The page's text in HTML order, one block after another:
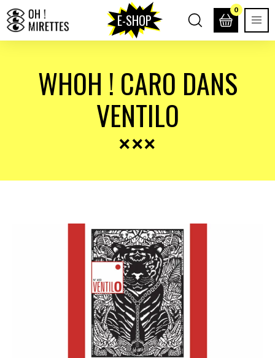
E-SHOP
0
WHOH ! CARO DANS
VENTILO